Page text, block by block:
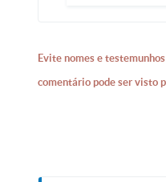
Evite nomes e
comentário pode ser visto